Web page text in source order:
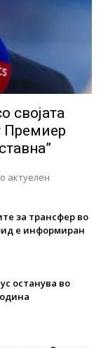
својата
Премиер
актуелен
за трансфер во
е информиран
останува во